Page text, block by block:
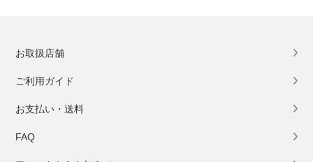
お取扱店舗
ご利用ガイド
お支払い・送料
FAQ